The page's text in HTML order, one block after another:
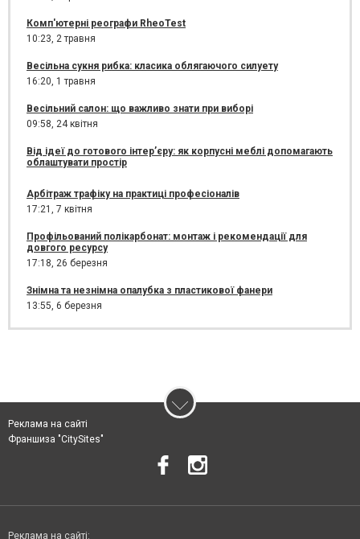
Комп'ютерні реографи RheoTest
10:23, 2 травня
Весільна сукня рибка: класика облягаючого силуету
16:20, 1 травня
Весільний салон: що важливо знати при виборі
09:58, 24 квітня
Від ідеї до готового інтер’єру: як корпусні меблі допомагають
облаштувати простір
Арбітраж трафіку на практиці професіоналів
17:21, 7 квітня
Профільований полікарбонат: монтаж і рекомендації для
довгого ресурсу
17:18, 26 березня
Знімна та незнімна опалубка з пластикової фанери
13:55, 6 березня
Реклама на сайті
Франшиза "CitySites"
Реклама на сайті: